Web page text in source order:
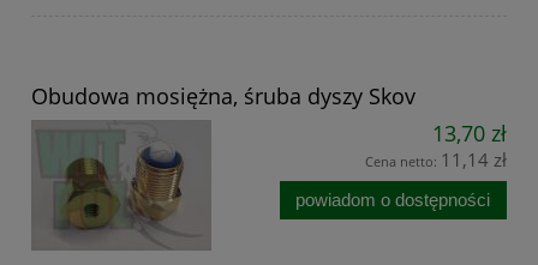
Obudowa mosiężna, śruba dyszy Skov
13,70 zł
Cena netto: 11,14 zł
powiadom o dostępności